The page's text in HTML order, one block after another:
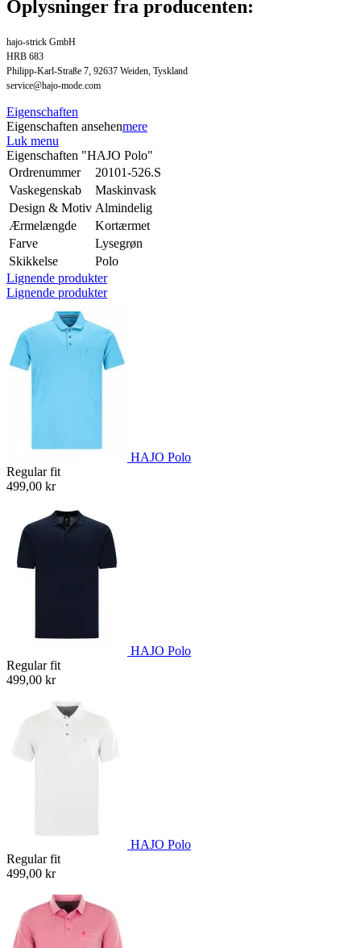
Oplysninger fra producenten:
hajo-strick GmbH
HRB 683
Philipp-Karl-Straße 7, 92637 Weiden, Tyskland
service@hajo-mode.com
Eigenschaften
Eigenschaften ansehenmere
Luk menu
Eigenschaften "HAJO Polo"
Ordrenummer
20101-526.S
Vaskegenskab
Maskinvask
Design & Motiv Almindelig
Ærmelængde
Kortærmet
Farve
Lysegrøn
Skikkelse
Polo
Lignende produkter
Lignende produkter
HAJO Polo
Regular fit
499,00 kr
HAJO Polo
Regular fit
499,00 kr
HAJO Polo
Regular fit
499,00 kr